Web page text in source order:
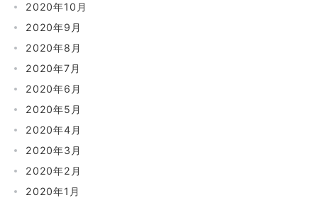
2020年10月
2020年9月
2020年8月
2020年7月
2020年6月
2020年5月
2020年4月
2020年3月
2020年2月
2020年1月